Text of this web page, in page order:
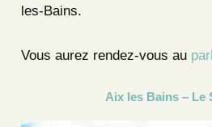
les-Bains.
Vous aurez rendez-vous au
Aix les Bains – Le